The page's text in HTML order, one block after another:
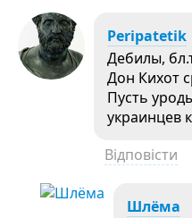
Peripatetik
Дебилы,
Дон Кихот
Пусть
украинцев
Відповісти
Шлёма